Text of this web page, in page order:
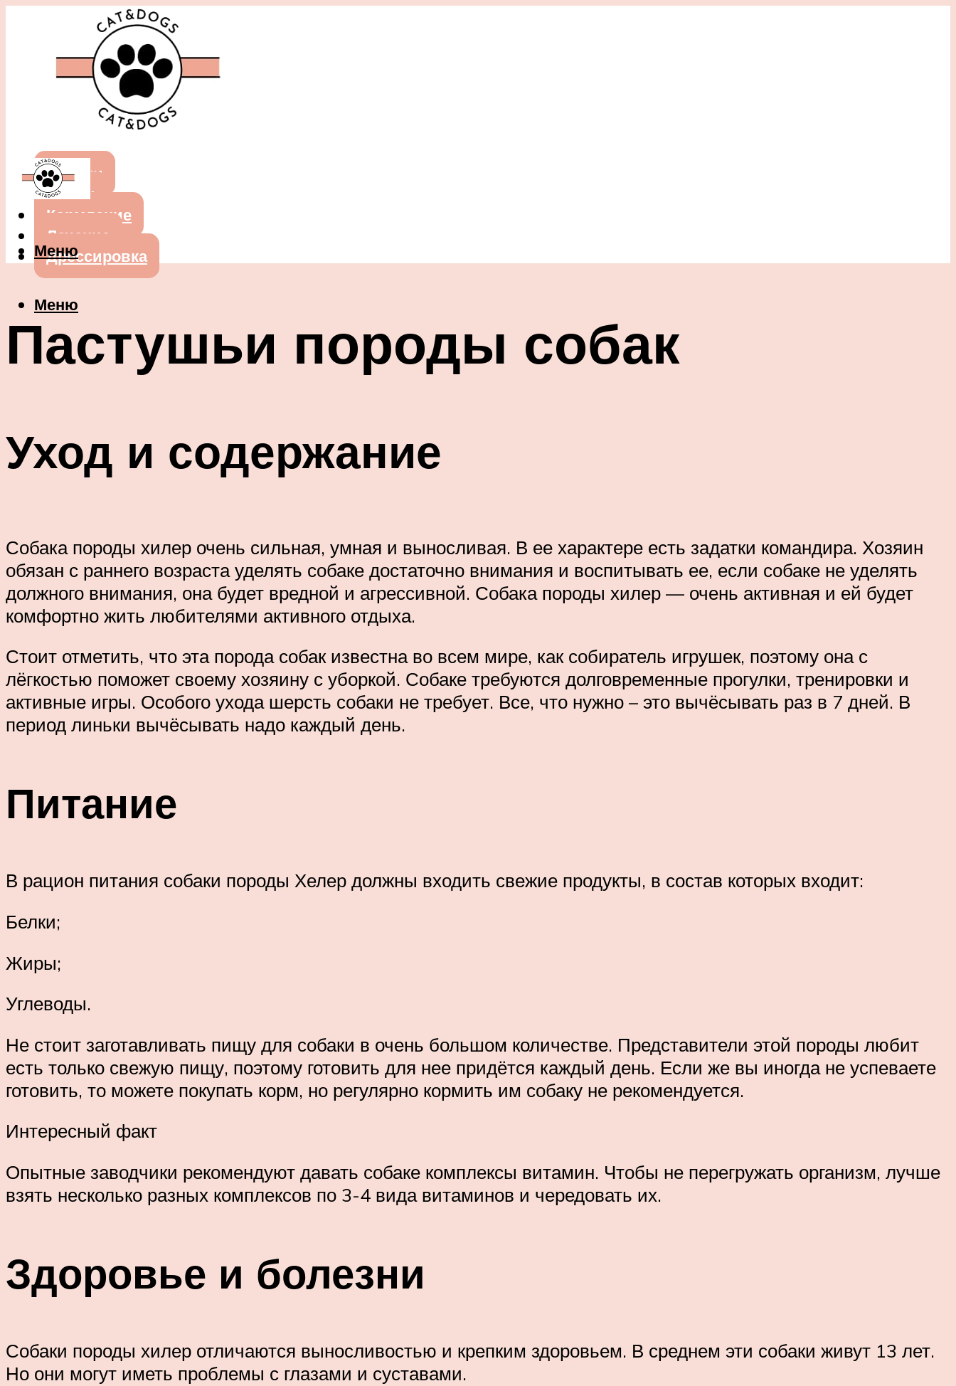
Собаки
Кошки
Кормление
Лечение
Дрессировка
Меню
Меню
Пастушьи породы собак
Уход и содержание
Собака породы хилер очень сильная, умная и выносливая. В ее характере есть задатки командира. Хозяин
обязан с раннего возраста уделять собаке достаточно внимания и воспитывать ее, если собаке не уделять
должного внимания, она будет вредной и агрессивной. Собака породы хилер — очень активная и ей будет
комфортно жить любителями активного отдыха.
Стоит отметить, что эта порода собак известна во всем мире, как собиратель игрушек, поэтому она с
лёгкостью поможет своему хозяину с уборкой. Собаке требуются долговременные прогулки, тренировки и
активные игры. Особого ухода шерсть собаки не требует. Все, что нужно – это вычёсывать раз в 7 дней. В
период линьки вычёсывать надо каждый день.
Питание
В рацион питания собаки породы Хелер должны входить свежие продукты, в состав которых входит:
Белки;
Жиры;
Углеводы.
Не стоит заготавливать пищу для собаки в очень большом количестве. Представители этой породы любит
есть только свежую пищу, поэтому готовить для нее придётся каждый день. Если же вы иногда не успеваете
готовить, то можете покупать корм, но регулярно кормить им собаку не рекомендуется.
Интересный факт
Опытные заводчики рекомендуют давать собаке комплексы витамин. Чтобы не перегружать организм, лучше
взять несколько разных комплексов по 3-4 вида витаминов и чередовать их.
Здоровье и болезни
Собаки породы хилер отличаются выносливостью и крепким здоровьем. В среднем эти собаки живут 13 лет.
Но они могут иметь проблемы с глазами и суставами.